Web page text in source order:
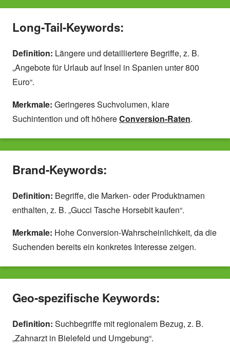
Long-Tail-Keywords:
Definition: Längere und detailliertere Begriffe, z. B.
„Angebote für Urlaub auf Insel in Spanien unter 800
Euro“.
Merkmale: Geringeres Suchvolumen, klare
Suchintention und oft höhereConversion-Raten.
Brand-Keywords:
Definition: Begriffe, die Marken- oder Produktnamen
enthalten, z. B. „Gucci Tasche Horsebit kaufen“.
Merkmale: Hohe Conversion-Wahrscheinlichkeit, da die
Suchenden bereits ein konkretes Interesse zeigen.
Geo-spezifische Keywords:
Definition: Suchbegriffe mit regionalem Bezug, z. B.
„Zahnarzt in Bielefeld und Umgebung“.